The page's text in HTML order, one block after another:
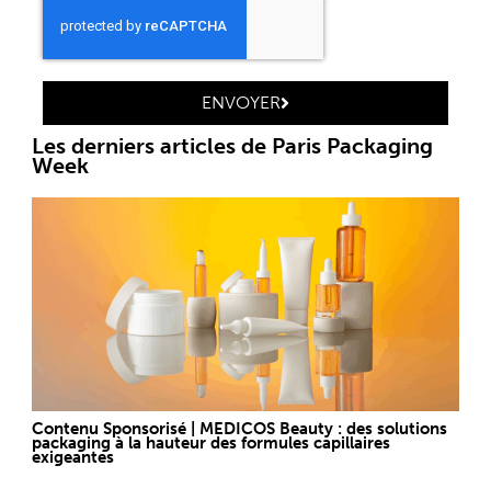
ENVOYER
Les derniers articles de Paris Packaging
Week
Contenu Sponsorisé | MEDICOS Beauty : des solutions
packaging à la hauteur des formules capillaires
exigeantes